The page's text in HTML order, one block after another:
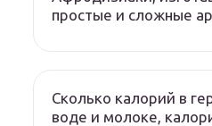
простые и сложные
Сколько калорий в
воде и молоке,